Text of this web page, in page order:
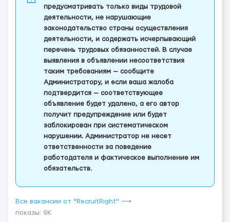
предусматривать только виды трудовой
деятельности, не нарушающие
законодательство страны осуществления
деятельности, и содержать исчерпывающий
перечень трудовых обязанностей. В случае
выявления в объявлении несоответствия
таким требованиям — сообщите
Администратору, и если ваша жалоба
подтвердится — соответствующее
объявление будет удалено, а его автор
получит предупреждение или будет
заблокирован при систематическом
нарушении. Администратор не несет
ответственности за поведение
работодателя и фактическое выполнение им
обязательств.
Все вакансии от "RecruitRight" ⟶
показы: 9K